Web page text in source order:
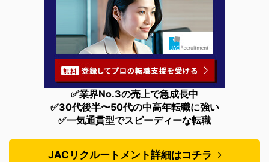
✅業界No.3の売上で急成長中
✅30代後半〜50代の中高年転職に強い
✅一気通貫型でスピーディーな転職
JACリクルートメント詳細はコチラ